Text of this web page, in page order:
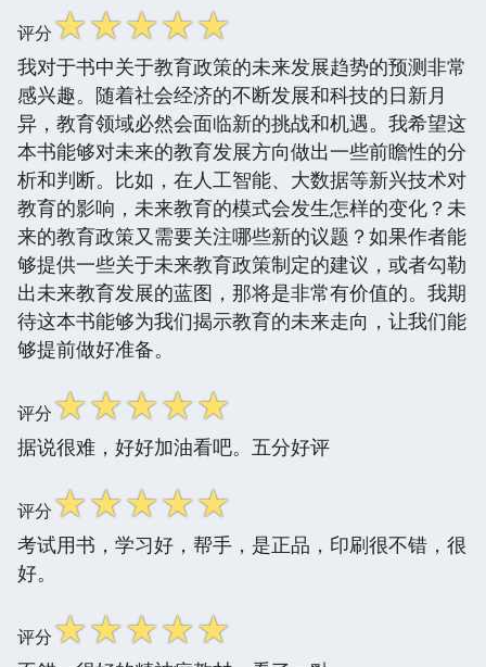
评分☆☆☆☆☆
我对于书中关于教育政策的未来发展趋势的预测非常
感兴趣。随着社会经济的不断发展和科技的日新月
异，教育领域必然会面临新的挑战和机遇。我希望这
本书能够对未来的教育发展方向做出一些前瞻性的分
析和判断。比如，在人工智能、大数据等新兴技术对
教育的影响，未来教育的模式会发生怎样的变化？未
来的教育政策又需要关注哪些新的议题？如果作者能
够提供一些关于未来教育政策制定的建议，或者勾勒
出未来教育发展的蓝图，那将是非常有价值的。我期
待这本书能够为我们揭示教育的未来走向，让我们能
够提前做好准备。
评分☆☆☆☆☆
据说很难，好好加油看吧。五分好评
评分☆☆☆☆☆
考试用书，学习好，帮手，是正品，印刷很不错，很
好。
评分☆☆☆☆☆